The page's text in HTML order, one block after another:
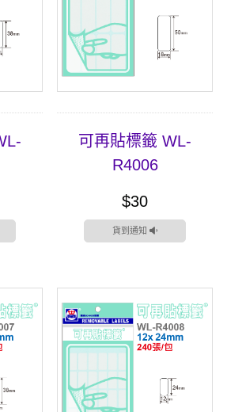
可再貼標籤 WL-
R4006
$30
貨到通知